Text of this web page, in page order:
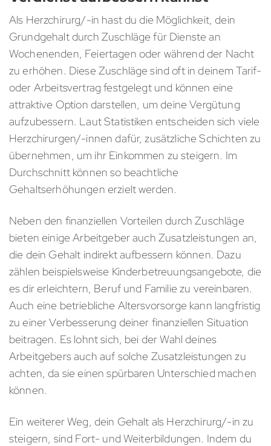
Als Herzchirurg/-in hast du die Möglichkeit, dein
Grundgehalt durch Zuschläge für Dienste an
Wochenenden, Feiertagen oder während der Nacht
zu erhöhen. Diese Zuschläge sind oft in deinem Tarif-
oder Arbeitsvertrag festgelegt und können eine
attraktive Option darstellen, um deine Vergütung
aufzubessern. Laut Statistiken entscheiden sich viele
Herzchirurgen/-innen dafür, zusätzliche Schichten zu
übernehmen, um ihr Einkommen zu steigern. Im
Durchschnitt können so beachtliche
Gehaltserhöhungen erzielt werden.
Neben den finanziellen Vorteilen durch Zuschläge
bieten einige Arbeitgeber auch Zusatzleistungen an,
die dein Gehalt indirekt aufbessern können. Dazu
zählen beispielsweise Kinderbetreuungsangebote, die
es dir erleichtern, Beruf und Familie zu vereinbaren.
Auch eine betriebliche Altersvorsorge kann langfristig
zu einer Verbesserung deiner finanziellen Situation
beitragen. Es lohnt sich, bei der Wahl deines
Arbeitgebers auch auf solche Zusatzleistungen zu
achten, da sie einen spürbaren Unterschied machen
können.
Ein weiterer Weg, dein Gehalt als Herzchirurg/-in zu
steigern, sind Fort- und Weiterbildungen. Indem du